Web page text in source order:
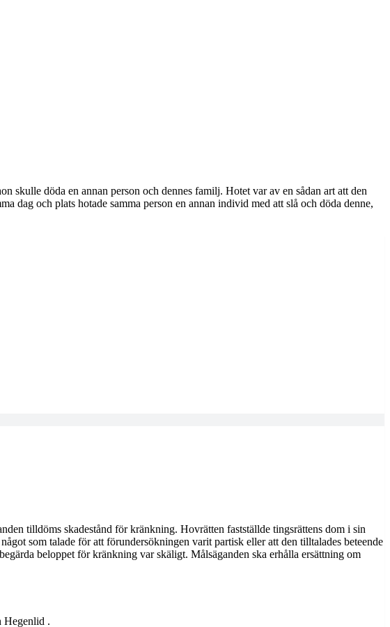
skulle döda en annan person och dennes familj. Hotet var av en sådan art att den
dag och plats hotade samma person en annan individ med att slå och döda denne,
tilldöms skadestånd för kränkning. Hovrätten fastställde tingsrättens dom i sin
som talade för att förundersökningen varit partisk eller att den tilltalades beteende
beloppet för kränkning var skäligt. Målsäganden ska erhålla ersättning om
Hegenlid .